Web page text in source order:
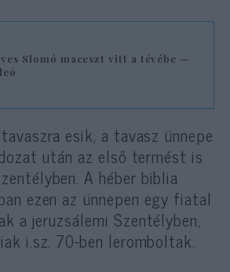
Slomó maceszt vitt a tévébe —
esik, a tavasz ünnepe
után az első termést is
A héber biblia
ezen az ünnepen egy fiatal
a jeruzsálemi Szentélyben,
i.sz. 70-ben leromboltak.